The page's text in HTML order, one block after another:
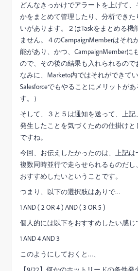
どんなきっかけでアラートを上げて
かをまとめて管理したり、分析できた
いがあります。２はTaskをまとめる機
ません。４のCampaignMemberはそれ
能があり、かつ、CampaignMemberに
ので、その後の結果も入れられるので
なみに、Marketo内ではそれができてい
Salesforceでもやることにメリットが
す。）
そして、３と５は通知を送って、上
発生したことを気づくための仕掛けと
ですね。
今回、お伝えしたかったのは、上記は
複数同時並行で走らせられるものだし
おすすめしたいということです。
つまり、以下の選択肢はありで…
1 AND ( 2 OR 4 ) AND ( 3 OR 5 )
個人的には以下をおすすめしたい感じ
1 AND 4 AND 3
このようにしておくと…、